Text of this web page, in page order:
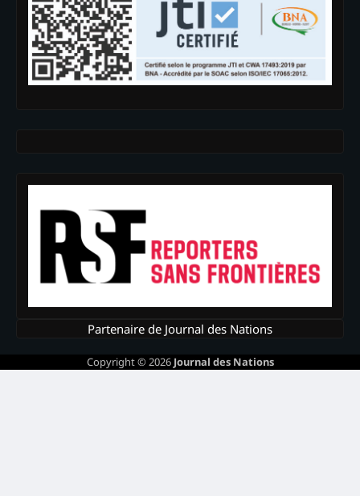
Partenaire de Journal des Nations
Copyright © 2026 Journal des Nations